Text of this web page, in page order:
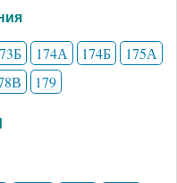
174А 174Б
175А
179